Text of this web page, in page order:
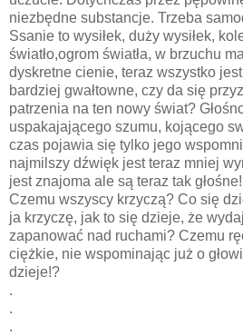
niezbędne substancje. Trzeba
Ssanie to wysiłek, duży wysiłek,
światło,ogrom światła, w brzuchu
dyskretne cienie, teraz wszystko
bardziej gwałtowne, czy da się
patrzenia na ten nowy świat?
uspakajającego szumu, kojącego
czas pojawia się tylko jego
najmilszy dźwięk jest teraz mniej
jest znajoma ale są teraz tak
Czemu wszyscy krzyczą? Co się
ja krzyczę, jak to się dzieje, że
zapanować nad ruchami? Czemu
ciężkie, nie wspominając już o
dzieje!?
.
.
.